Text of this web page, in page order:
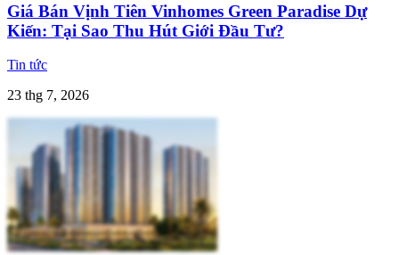
Giá Bán Vịnh Tiên Vinhomes Green Paradise Dự
Kiến: Tại Sao Thu Hút Giới Đầu Tư?
Tin tức
23 thg 7, 2026